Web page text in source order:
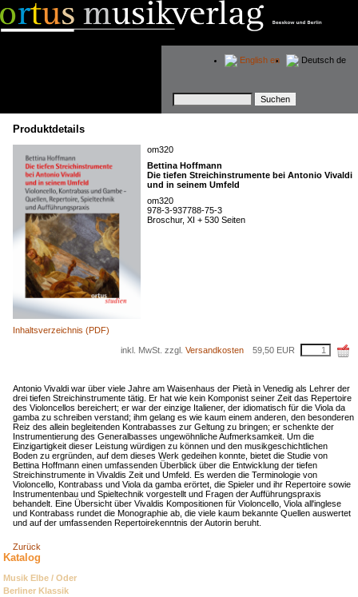
Suchbegriffe
Deutsch de
English en
Produktdetails
om320
Bettina Hoffmann
Die tiefen Streichinstrumente bei Antonio Vivaldi
und in seinem Umfeld
om320
978-3-937788-75-3
Broschur, XI + 530 Seiten
Inhaltsverzeichnis (PDF)
inkl. MwSt. zzgl. Versandkosten 59,50 EUR
Antonio Vivaldi war über viele Jahre am Waisenhaus der Pietà in Venedig als Lehrer der
drei tiefen Streichinstrumente tätig. Er hat wie kein Komponist seiner Zeit das Repertoire
des Violoncellos bereichert; er war der einzige Italiener, der idiomatisch für die Viola da
gamba zu schreiben verstand; ihm gelang es wie kaum einem anderen, den besonderen
Reiz des allein begleitenden Kontrabasses zur Geltung zu bringen; er schenkte der
Instrumentierung des Generalbasses ungewöhnliche Aufmerksamkeit. Um die
Einzigartigkeit dieser Leistung würdigen zu können und den musikgeschichtlichen
Boden zu ergründen, auf dem dieses Werk gedeihen konnte, bietet die Studie von
Bettina Hoffmann einen umfassenden Überblick über die Entwicklung der tiefen
Streichinstrumente in Vivaldis Zeit und Umfeld. Es werden die Terminologie von
Violoncello, Kontrabass und Viola da gamba erörtet, die Spieler und ihr Repertoire sowie
Instrumentenbau und Spieltechnik vorgestellt und Fragen der Aufführungspraxis
behandelt. Eine Übersicht über Vivaldis Kompositionen für Violoncello, Viola all'inglese
und Kontrabass rundet die Monographie ab, die viele kaum bekannte Quellen auswertet
und auf der umfassenden Repertoirekenntnis der Autorin beruht.
Zurück
Katalog
Navigation
überspringen
Musik Elbe / Oder
Berliner Klassik